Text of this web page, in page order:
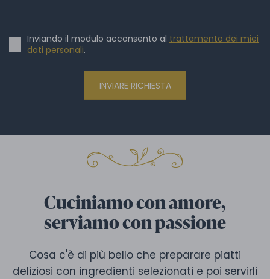
Inviando il modulo acconsento al trattamento dei miei
dati personali.
INVIARE RICHIESTA
Cuciniamo con amore,
serviamo con passione
Cosa c'è di più bello che preparare piatti
deliziosi con ingredienti selezionati e poi servirli